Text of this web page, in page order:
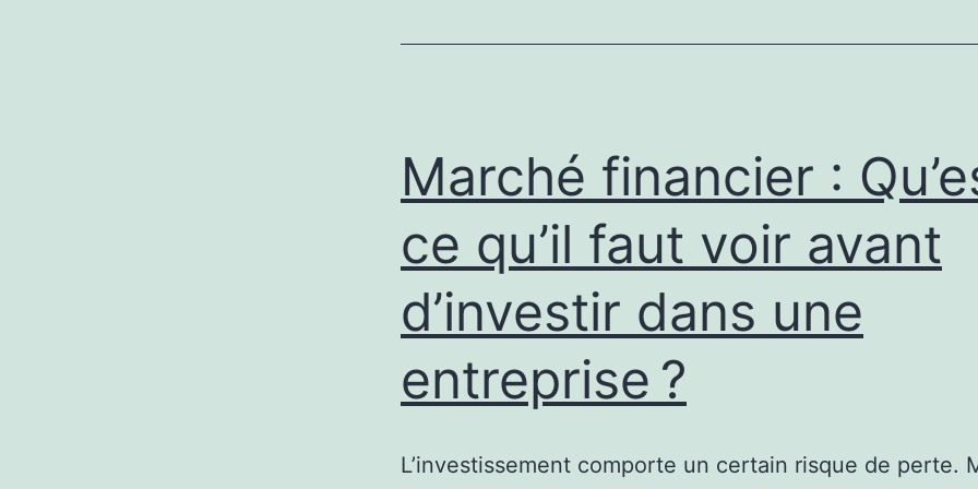
Marché financier :
ce qu’il faut voir avant
d’investir dans une
entreprise ?
L’investissement comporte un certain risque de perte.